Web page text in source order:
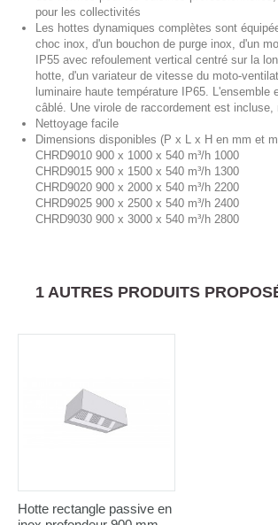
pour les collectivités
Les hottes dynamiques complètes sont
choc inox, d'un bouchon de purge inox, d'un
IP55 avec refoulement vertical centré sur la
hotte, d'un variateur de vitesse du moto-
luminaire haute température IP65. L'ensemble
câblé. Une virole de raccordement est incluse,
Nettoyage facile
Dimensions disponibles (P x L x H en mm et
CHRD9010 900 x 1000 x 540 m³/h 1000
CHRD9015 900 x 1500 x 540 m³/h 1300
CHRD9020 900 x 2000 x 540 m³/h 2200
CHRD9025 900 x 2500 x 540 m³/h 2400
CHRD9030 900 x 3000 x 540 m³/h 2800
1 AUTRES PRODUITS
Hotte rectangle passive en